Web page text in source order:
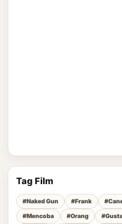
Tag Film
#Naked Gun #Frank
#Mencoba
#Orang